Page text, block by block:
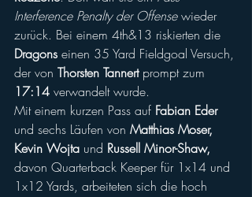
Interference Penalty der Offense wieder
zurück. Bei einem 4th&13 riskierten die
Dragons einen 35 Yard Fieldgoal Versuch,
der von Thorsten Tannert prompt zum
17:14 verwandelt wurde.
Mit einem kurzen Pass auf Fabian Eder
und sechs Läufen von Matthias Moser,
Kevin Wojta und Russell Minor-Shaw,
davon Quarterback Keeper für 1x14 und
1x12 Yards, arbeiteten sich die hoch